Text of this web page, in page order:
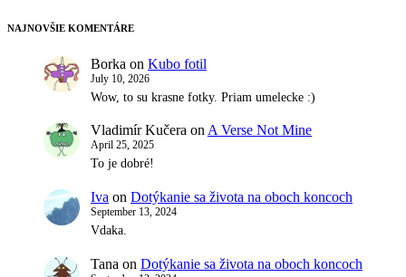
NAJNOVŠIE KOMENTÁRE
Borka on Kubo fotil
July 10, 2026
Wow, to su krasne fotky. Priam umelecke :)
Vladimír Kučera on A Verse Not Mine
April 25, 2025
To je dobré!
Iva on Dotýkanie sa života na oboch koncoch
September 13, 2024
Vdaka.
Tana on Dotýkanie sa života na oboch koncoch